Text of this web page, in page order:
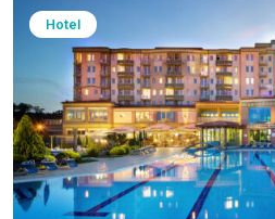
Hotel